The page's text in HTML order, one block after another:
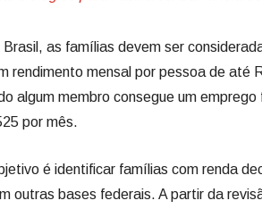
Brasil, as famílias devem ser
rendimento mensal por pessoa de até
algum membro consegue um
por mês.
é identificar famílias com renda
outras bases federais. A partir da